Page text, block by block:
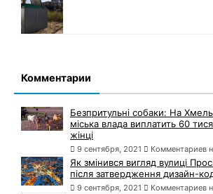
Комментарии
Безпритульні собаки: На
міська влада виплатить 60
жінці
9 сентября, 2021 Комментариев
Як змінився вигляд вулиці
після затвердження дизайн-
9 сентября, 2021 Комментариев